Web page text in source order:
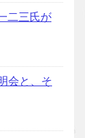
二三氏が
会と、そ